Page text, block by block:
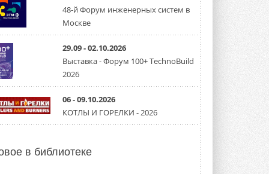
охлаждения для ЦОД
Mitsubishi Electric создаёт в США новую
компанию MEHITS US Inc. ...
31 ИЮЛЯ 2026
США запретили использование
иностранных инверторов
комиссия по связи США (FCC) обновила
свой специальный перечень Covered ...
31 ИЮЛЯ 2026
солнечные панели в МКД
48-й Форум инженерных систем в
Москве
29.09 - 02.10.2026
Выставка - Форум 100+ TechnoBuild
2026
06 - 09.10.2026
КОТЛЫ И ГОРЕЛКИ - 2026
в библиотеке